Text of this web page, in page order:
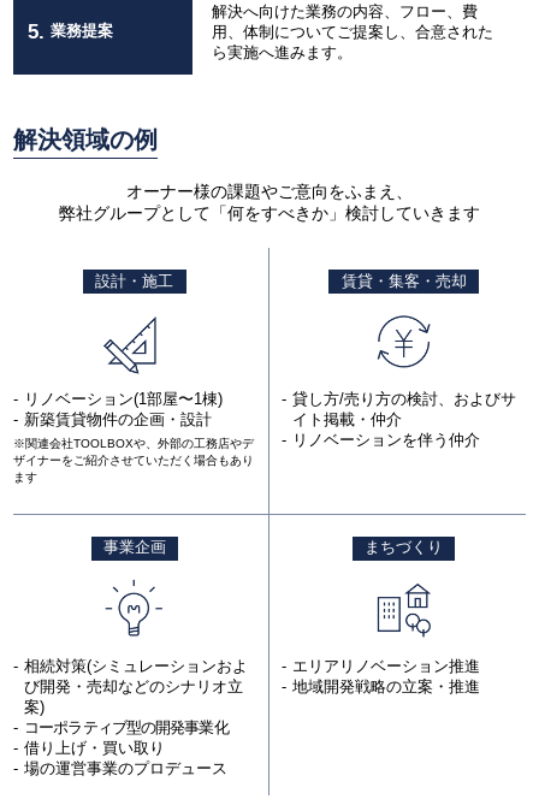
5. 業務提案
解決へ向けた業務の内容、フロー、費
用、体制についてご提案し、合意された
ら実施へ進みます。
解決領域の例
オーナー様の課題やご意向をふまえ、
弊社グループとして「何をすべきか」検討していきます
設計・施工
リノベーション(1部屋〜1棟)
新築賃貸物件の企画・設計
※関連会社TOOLBOXや、外部の工務店やデ
ザイナーをご紹介させていただく場合もあり
ます
賃貸・集客・売却
貸し方/売り方の検討、およびサ
イト掲載・仲介
リノベーションを伴う仲介
事業企画
相続対策(シミュレーションおよ
び開発・売却などのシナリオ立
案)
コーポラティブ型の開発事業化
借り上げ・買い取り
場の運営事業のプロデュース
まちづくり
エリアリノベーション推進
地域開発戦略の立案・推進